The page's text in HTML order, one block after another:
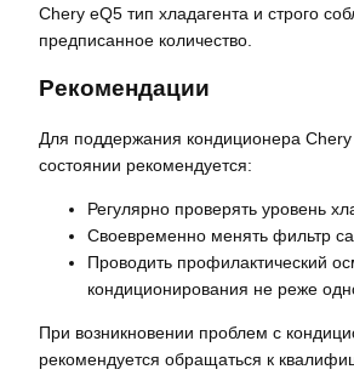
Chery eQ5 тип хладагента и строго
предписанное количество.
Рекомендации
Для поддержания кондиционера
состоянии рекомендуется:
Регулярно проверять уровень
Своевременно менять фильтр
Проводить профилактический
кондиционирования не реже
При возникновении проблем с
рекомендуется обращаться к